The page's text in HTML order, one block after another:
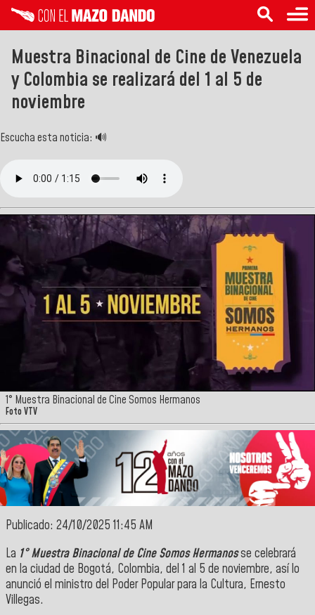
Muestra Binacional de Cine de Venezuela
y Colombia se realizará del 1 al 5 de
noviembre
Escucha esta noticia: 🔊
1° Muestra Binacional de Cine Somos Hermanos
Foto VTV
Publicado: 24/10/2025 11:45 AM
La 1° Muestra Binacional de Cine Somos Hermanosse celebrará
en la ciudad de Bogotá, Colombia, del 1 al 5 de noviembre, así lo
anunció el ministro del Poder Popular para la Cultura, Ernesto
Villegas.